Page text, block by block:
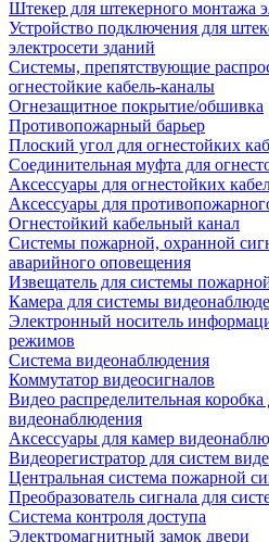
Штекер для штекерного монтажа
Устройство подключения для
электросети зданий
Системы, препятствующие
огнестойкие кабель-каналы
Огнезащитное покрытие/обшивка
Противопожарный барьер
Плоский угол для огнестойких
Соединительная муфта для
Аксессуары для огнестойких
Аксессуары для
Огнестойкий кабельный канал
Системы пожарной, охранной
аварийного оповещения
Извещатель для системы
Камера для системы
Электронный носитель
режимов
Система видеонаблюдения
Коммутатор видеосигналов
Видео распределительная
видеонаблюдения
Аксессуары для камер
Видеорегистратор для систем
Центральная система пожарной
Преобразователь сигнала для
Система контроля доступа
Электромагнитный замок двери